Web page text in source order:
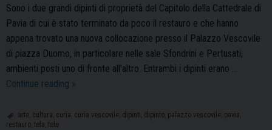
Sono i due grandi dipinti di proprietà del Capitolo della Cattedrale di
Pavia di cui è stato terminato da poco il restauro e che hanno
appena trovato una nuova collocazione presso il Palazzo Vescovile
di piazza Duomo, in particolare nelle sale Sfondrini e Pertusati,
ambienti posti uno di fronte all’altro. Entrambi i dipinti erano …
Continue reading Beni
due
»
arte cultura curia curia vescovile dipinti dipinto palazzo vescovile pavia
restauro tela tele